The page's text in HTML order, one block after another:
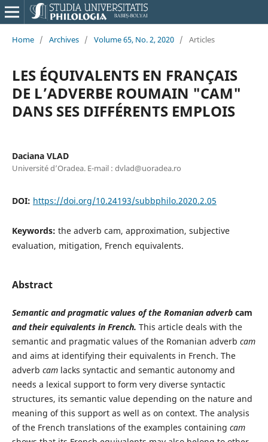
Home / Archives / Volume 65, No. 2, 2020 / Articles
LES ÉQUIVALENTS EN FRANÇAIS
DE L’ADVERBE ROUMAIN "CAM"
DANS SES DIFFÉRENTS EMPLOIS
Daciana VLAD
Université d’Oradea. E-mail : dvlad@uoradea.ro
DOI: https://doi.org/10.24193/subbphilo.2020.2.05
Keywords: the adverb cam, approximation, subjective
evaluation, mitigation, French equivalents.
Abstract
Semantic and pragmatic values of the Romanian adverb cam
and their equivalents in French. This article deals with the
semantic and pragmatic values of the Romanian adverb cam
and aims at identifying their equivalents in French. The
adverb camlacks syntactic and semantic autonomy and
needs a lexical support to form very diverse syntactic
structures, its semantic value depending on the nature and
meaning of this support as well as on context. The analysis
of the French translations of the examples containing cam